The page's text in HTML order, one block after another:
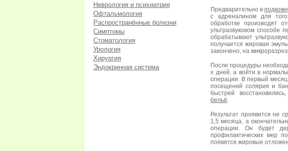
Неврология и психиатрия
Офтальмология
Распространённые болезни
Симптомы
Стоматология
Урология
Хирургия
Эндокринная система
Предварительно в
с адреналином для
обработке производят
ультразвуковом способе
обрабатывают
получается жировая
закончено, на
После процедуры
х дней, а войти в
операции. В первый месяц
посещений солярия и
быстрей
бельё.
Результат проявится не
1,5 месяца, а
операции. Он будет
профилактических мер
появятся жировые